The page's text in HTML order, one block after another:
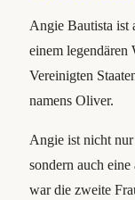
Angie Bautista ist
einem
Vereinigten
namens Oliver.
Angie ist nicht
sondern auch
war die zweite